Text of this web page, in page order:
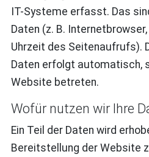
IT-Systeme erfasst. Das
Daten (z. B.
Uhrzeit des Seitenaufrufs).
Daten erfolgt automatisch,
Website betreten.
Wofür nutzen wir Ihre
Ein Teil der Daten wird
Bereitstellung der Website